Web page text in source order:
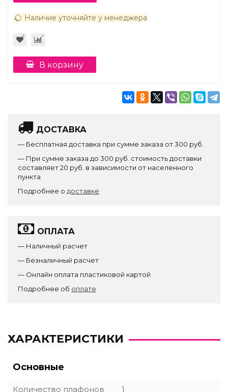
Наличие уточняйте у менеджера
В корзину
ДОСТАВКА
— Бесплатная доставка при сумме заказа от 300 руб.
— При сумме заказа до 300 руб. стоимость доставки
составляет 20 руб. в зависимости от населенного
пункта
Подробнее о доставке
ОПЛАТА
— Наличный расчет
— Безналичный расчет
— Онлайн оплата пластиковой картой
Подробнее об оплате
ХАРАКТЕРИСТИКИ
Основные
Количество плафонов 1